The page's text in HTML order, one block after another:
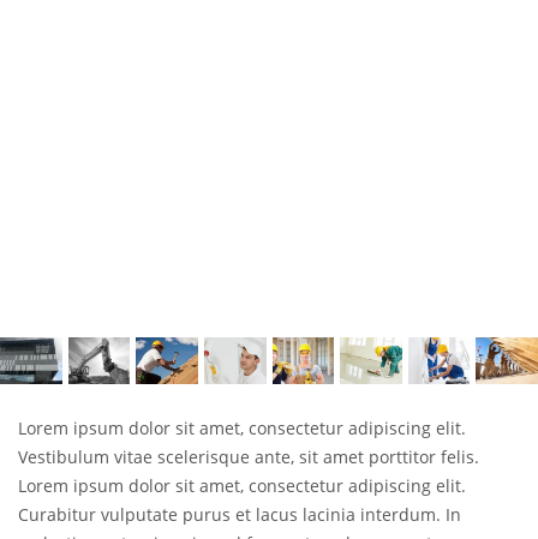
Lorem ipsum dolor sit amet, consectetur adipiscing elit.
Vestibulum vitae scelerisque ante, sit amet porttitor felis.
Lorem ipsum dolor sit amet, consectetur adipiscing elit.
Curabitur vulputate purus et lacus lacinia interdum. In